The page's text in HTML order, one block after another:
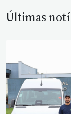
Últimas